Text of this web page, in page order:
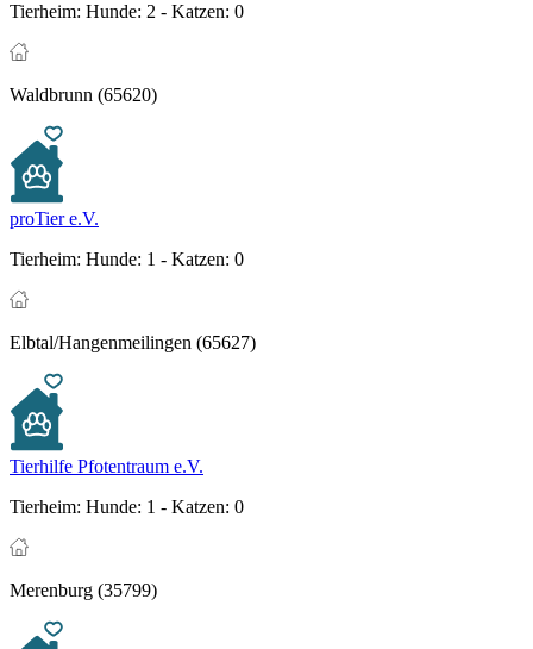
Tierheim: Hunde: 2 - Katzen: 0
Waldbrunn (65620)
proTier e.V.
Tierheim: Hunde: 1 - Katzen: 0
Elbtal/Hangenmeilingen (65627)
Tierhilfe Pfotentraum e.V.
Tierheim: Hunde: 1 - Katzen: 0
Merenburg (35799)